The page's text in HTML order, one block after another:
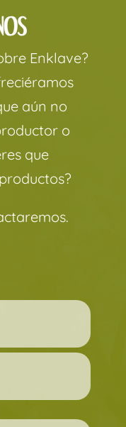
Enklave?
aún no
o
que